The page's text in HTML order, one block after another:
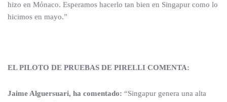
hizo en Mónaco. Esperamos hacerlo tan bien en Singapur como lo
hicimos en mayo.”
EL PILOTO DE PRUEBAS DE PIRELLI COMENTA:
Jaime Alguersuari, ha comentado: “Singapur genera una alta